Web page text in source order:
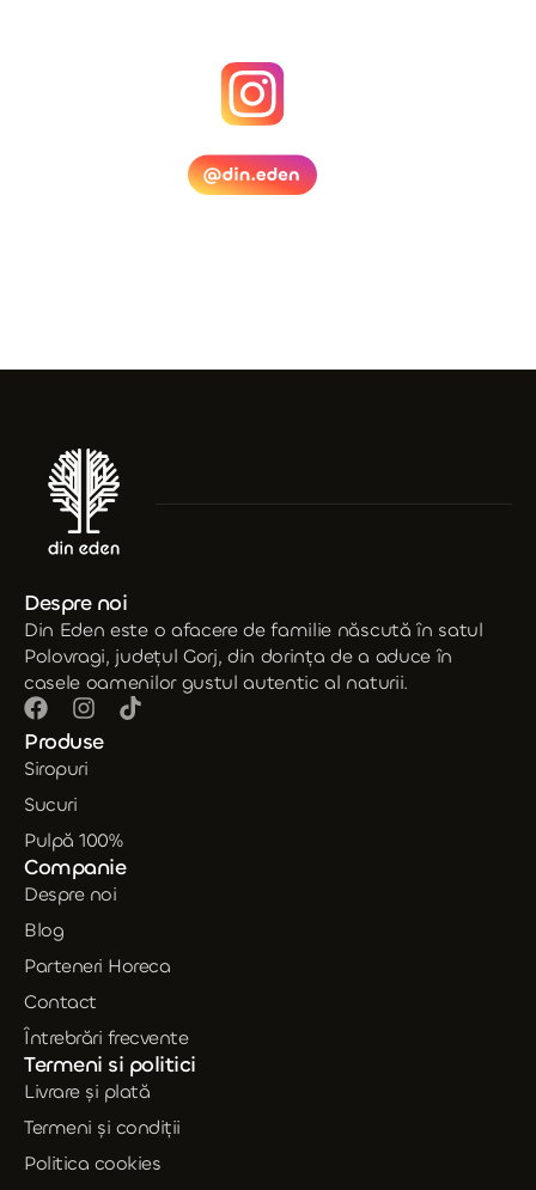
Despre noi
Din Eden este o afacere de familie născută în satul
Polovragi, județul Gorj, din dorința de a aduce în
casele oamenilor gustul autentic al naturii.
Produse
Siropuri
Sucuri
Pulpă 100%
Companie
Despre noi
Blog
Parteneri Horeca
Contact
Întrebrări frecvente
Termeni si politici
Livrare și plată
Termeni și condiții
Politica cookies